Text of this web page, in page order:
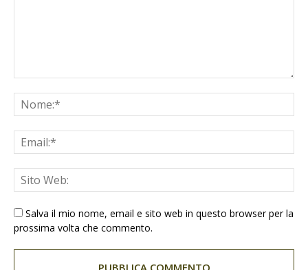
Salva il mio nome, email e sito web in questo browser per la
prossima volta che commento.